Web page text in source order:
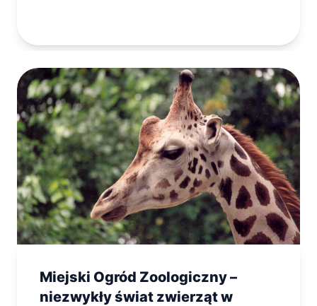
Miejski Ogród Zoologiczny –
niezwykły świat zwierząt w